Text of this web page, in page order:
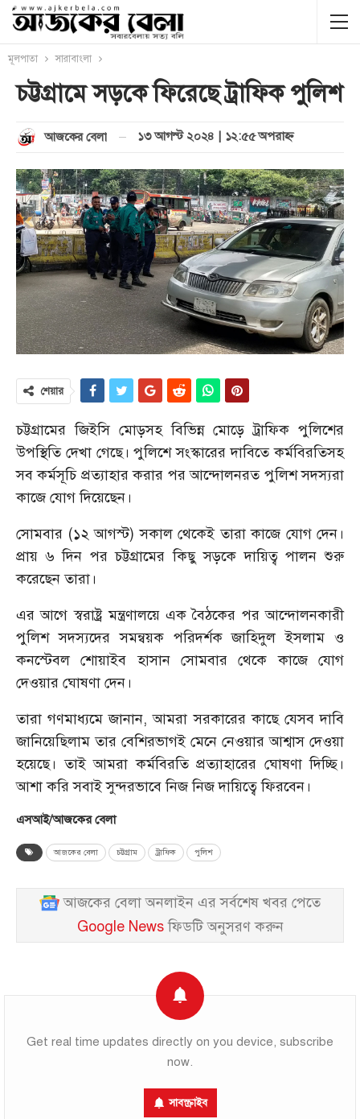
মূলপাতা সারাবাংলা
চট্টগ্রামে সড়কে ফিরেছে ট্রাফিক পুলিশ
আজকের বেলা ১৩ আগস্ট ২০২৪ | ১২:৫৫ অপরাহ্ণ
শেয়ার
চট্টগ্রামের জিইসি মোড়সহ বিভিন্ন মোড়ে ট্রাফিক পুলিশের
উপস্থিতি দেখা গেছে। পুলিশে সংস্কারের দাবিতে কর্মবিরতিসহ
সব কর্মসূচি প্রত্যাহার করার পর আন্দোলনরত পুলিশ সদস্যরা
কাজে যোগ দিয়েছেন।
সোমবার (১২ আগস্ট) সকাল থেকেই তারা কাজে যোগ দেন।
প্রায় ৬ দিন পর চট্টগ্রামের কিছু সড়কে দায়িত্ব পালন শুরু
করেছেন তারা।
এর আগে স্বরাষ্ট্র মন্ত্রণালয়ে এক বৈঠকের পর আন্দোলনকারী
পুলিশ সদস্যদের সমন্বয়ক পরিদর্শক জাহিদুল ইসলাম ও
কনস্টেবল শোয়াইব হাসান সোমবার থেকে কাজে যোগ
দেওয়ার ঘোষণা দেন।
তারা গণমাধ্যমে জানান, আমরা সরকারের কাছে যেসব দাবি
জানিয়েছিলাম তার বেশিরভাগই মেনে নেওয়ার আশ্বাস দেওয়া
হয়েছে। তাই আমরা কর্মবিরতি প্রত্যাহারের ঘোষণা দিচ্ছি।
আশা করি সবাই সুন্দরভাবে নিজ নিজ দায়িত্বে ফিরবেন।
এসআই/আজকের বেলা
আজকের বেলা চট্টগ্রাম ট্রাফিক পুলিশ
আজকের বেলা অনলাইন এর সর্বশেষ খবর পেতে
Google Newsফিডটি অনুসরণ করুন
Get real time updates directly on you device, subscribe
now.
সাবস্ক্রাইব